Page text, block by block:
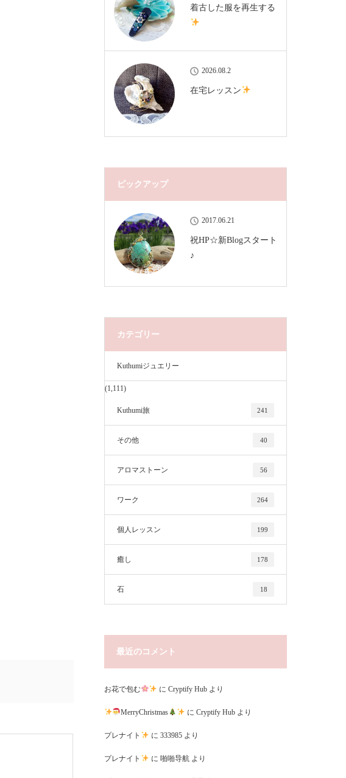
着古した服を再生する
2026.08.2
在宅レッスン
ピックアップ
2017.06.21
祝HP☆新Blogスタート
♪
カテゴリー
Kuthumiジュエリー
(1,111)
Kuthumi旅 241
その他 40
アロマストーン 56
ワーク 264
個人レッスン 199
癒し 178
石 18
最近のコメント
お花で包む にCryptify Hub より
MerryChristmas に Cryptify Hubより
プレナイト に 333985より
プレナイト に 啪啪导航より